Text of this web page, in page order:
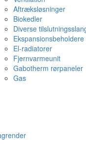
Aftræksløsninger
Biokedler
Diverse
Ekspansionsbeholdere
El-radiatorer
Fjernvarmeunit
Gabotherm rørpaneler
Gas